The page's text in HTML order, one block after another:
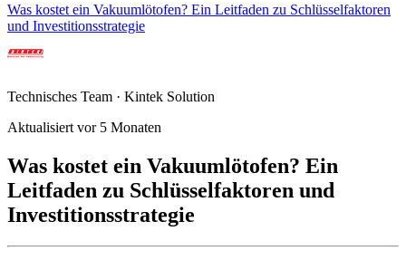
Was kostet ein Vakuumlötofen? Ein Leitfaden zu Schlüsselfaktoren
und Investitionsstrategie
Technisches Team · Kintek Solution
Aktualisiert vor 5 Monaten
Was kostet ein Vakuumlötofen? Ein
Leitfaden zu Schlüsselfaktoren und
Investitionsstrategie